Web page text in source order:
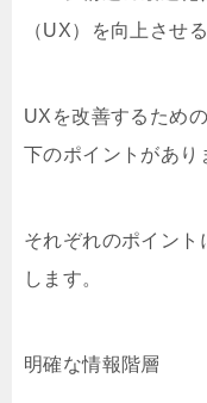
（UX）を向上させ
UXを改善するため
下のポイントがあり
それぞれのポイン
します。
明確な情報階層